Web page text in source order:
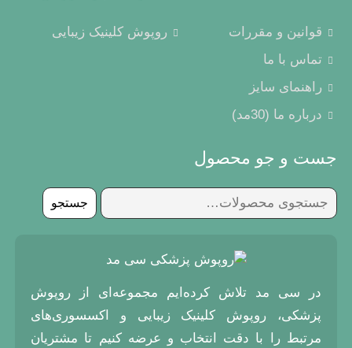
قوانین و مقررات
تماس با ما
راهنمای سایز
درباره ما (30مد)
روپوش کلینیک زیبایی
جست و جو محصول
جستجو
برای:
جستجو
در سی مد تلاش کرده‌ایم مجموعه‌ای از روپوش
پزشکی، روپوش کلینیک زیبایی و اکسسوری‌های
مرتبط را با دقت انتخاب و عرضه کنیم تا مشتریان